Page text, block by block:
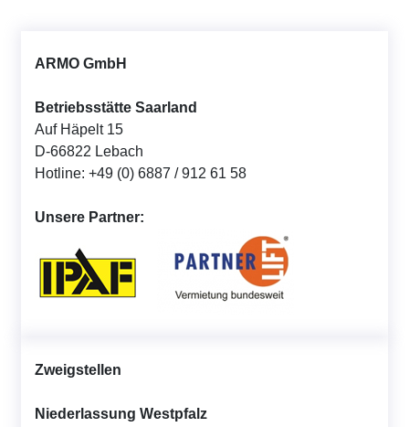
ARMO GmbH
Betriebsstätte Saarland
Auf Häpelt 15
D-66822 Lebach
Hotline: +49 (0) 6887 / 912 61 58
Unsere Partner:
Zweigstellen
Niederlassung Westpfalz